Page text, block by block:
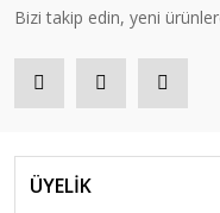
Bizi takip edin, yeni
ÜYELİK